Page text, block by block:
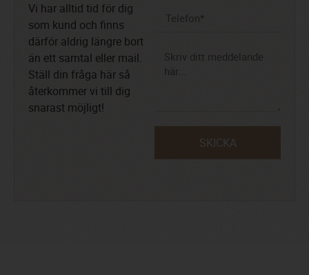
Vi har alltid tid för dig
som kund och finns
därför aldrig längre bort
än ett samtal eller mail.
Ställ din fråga här så
återkommer vi till dig
snarast möjligt!
SKICKA